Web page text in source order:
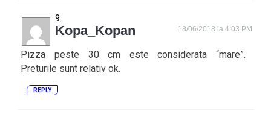
Kopa_Kopan 18/06/2018 la 4:03 PM
Pizza peste 30 cm este considerata “mare”.
Preturile sunt relativ ok.
REPLY